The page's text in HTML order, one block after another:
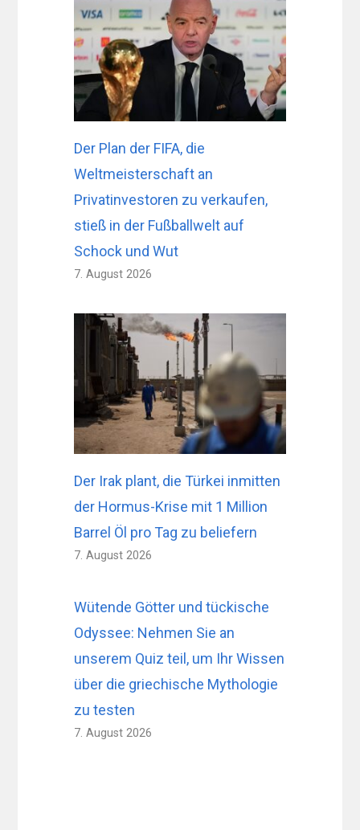
Der Plan der FIFA, die
Weltmeisterschaft an
Privatinvestoren zu verkaufen,
stieß in der Fußballwelt auf
Schock und Wut
7. August 2026
Der Irak plant, die Türkei inmitten
der Hormus-Krise mit 1 Million
Barrel Öl pro Tag zu beliefern
7. August 2026
Wütende Götter und tückische
Odyssee: Nehmen Sie an
unserem Quiz teil, um Ihr Wissen
über die griechische Mythologie
zu testen
7. August 2026